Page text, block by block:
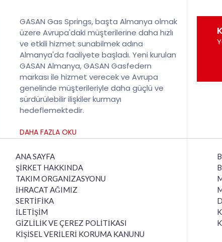
GASAN Gas Springs, başta Almanya olmak
üzere Avrupa'daki müşterilerine daha hızlı
ve etkili hizmet sunabilmek adına
Almanya'da faaliyete başladı. Yeni kurulan
GASAN Almanya, GASAN Gasfedern
markası ile hizmet verecek ve Avrupa
genelinde müşterileriyle daha güçlü ve
sürdürülebilir ilişkiler kurmayı
hedeflemektedir.
DAHA FAZLA OKU
ANA SAYFA
ŞİRKET HAKKINDA
TAKIM ORGANİZASYONU
İHRACAT AĞIMIZ
SERTİFİKA
İLETİŞİM
GİZLİLİK VE ÇEREZ POLİTİKASI
KİŞİSEL VERİLERİ KORUMA KANUNU